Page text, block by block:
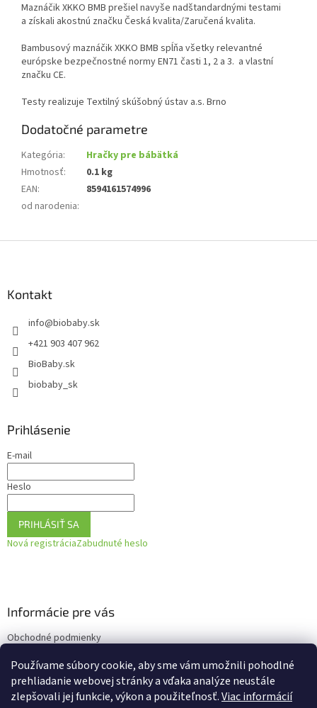
Používame súbory cookie, aby sme vám umožnili pohodlné
prehliadanie webovej stránky a vďaka analýze neustále
zlepšovali jej funkcie, výkon a použiteľnosť.Viac informácií
Maznáčik XKKO BMB prešiel navyše nadštandardnými testami
a získali akostnú značku Česká kvalita/Zaručená kvalita.
Bambusový maznáčik XKKO BMB spĺňa všetky relevantné
európske bezpečnostné normy EN71 časti 1, 2 a 3. a vlastní
značku CE.
Testyrealizuje Textilnýskúšobný ústav a.s. Brno
Dodatočné parametre
Kategória:
Hračky pre bábätká
Hmotnosť:
0.1 kg
EAN:
8594161574996
od narodenia:
Kontakt
info@biobaby.sk
+421 903 407 962
BioBaby.sk
biobaby_sk
Prihlásenie
E-mail
Heslo
PRIHLÁSIŤ SA
Nová registráciaZabudnuté heslo
Informácie pre vás
Obchodné podmienky
Ako vrátiť tovar